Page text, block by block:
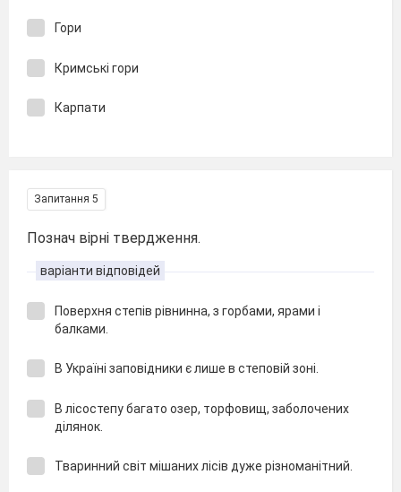
Гори
Кримські гори
Карпати
Запитання 5
Познач вірні твердження.
варіанти відповідей
Поверхня степів рівнинна, з горбами, ярами і
балками.
В Україні заповідники є лише в степовій зоні.
В лісостепу багато озер, торфовищ, заболочених
ділянок.
Тваринний світ мішаних лісів дуже різноманітний.